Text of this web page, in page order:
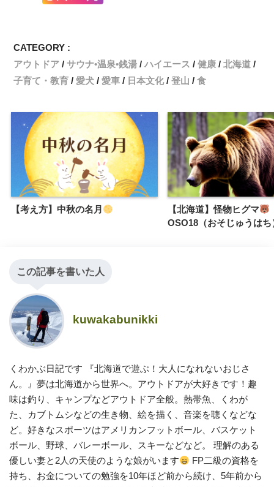
CATEGORY :
アウトドア
サウナ•温泉•銭湯 ハイエース 健康
北海道
子育て・教育
愛犬 愛車 日本文化 登山 食
【考え方】中秋の名月
【北海道】怪物ヒグマ
OSO18（おそじゅうはち
この記事を書いた人
kuwakabunikki
くわかぶ日記です 『北海道で遊ぶ！大人になれないおじさ
ん。』夢は北海道から世界へ。アウトドアが大好きです！趣
味は釣り、キャンプなどアウトドア全般。熱帯魚、くわが
た、カブトムシなどの生き物、絵を描く、音楽を聴くなどな
ど。好きなスポーツはアメリカンフットボール、バスケット
ボール、野球、バレーボール、スキーなどなど。 理解のある
優しい妻と2人の天使のような娘がいます
FP二級の資格を
持ち、お金についての勉強を10年ほど前から続け、5年前から